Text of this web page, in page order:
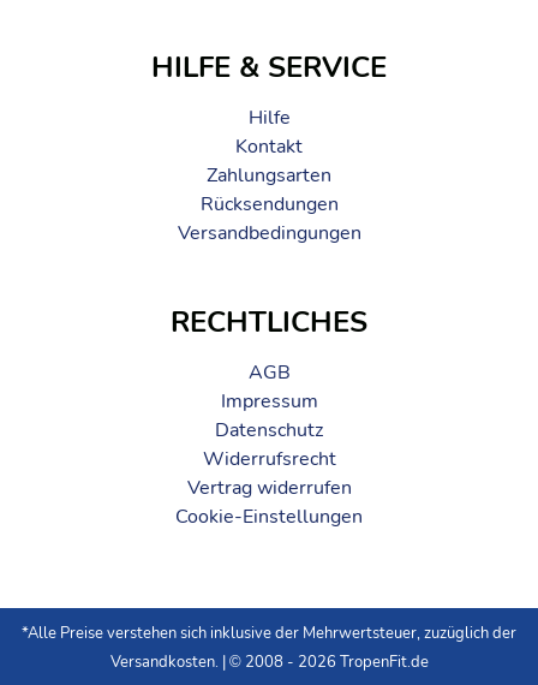
HILFE & SERVICE
Hilfe
Kontakt
Zahlungsarten
Rücksendungen
Versandbedingungen
RECHTLICHES
AGB
Impressum
Datenschutz
Widerrufsrecht
Vertrag widerrufen
Cookie-Einstellungen
*Alle Preise verstehen sich inklusive der Mehrwertsteuer, zuzüglich der
Versandkosten. | © 2008 - 2026 TropenFit.de